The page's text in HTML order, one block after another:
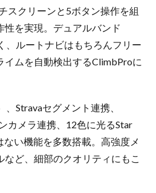
スクリーンと5ボタン操作を組
を実現。デュアルバンド
、ルートナビはもちろんフリー
イムを自動検出するClimbProに
Stravaセグメント連携、
カメラ連携、12色に光るStar
ない機能を多数搭載。高強度メ
など、細部のクオリティにもこ